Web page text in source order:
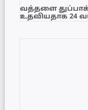
வத்தளை
உதவியதாக 24